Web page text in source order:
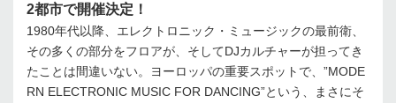
2都市で開催決定！
1980年代以降、エレクトロニック・ミュージックの最前衛、
その多くの部分をフロアが、そしてDJカルチャーが担ってき
たことは間違いない。ヨーロッパの重要スポットで、”MODE
RN ELECTRONIC MUSIC FOR DANCING”という、まさにそ